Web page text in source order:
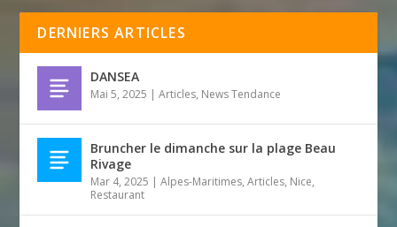
DERNIERS ARTICLES
DANSEA
Mai 5, 2025 |Articles, News Tendance
Bruncher le dimanche sur la plage Beau
Rivage
Mar 4, 2025 |Alpes-Maritimes,Articles, Nice,
Restaurant